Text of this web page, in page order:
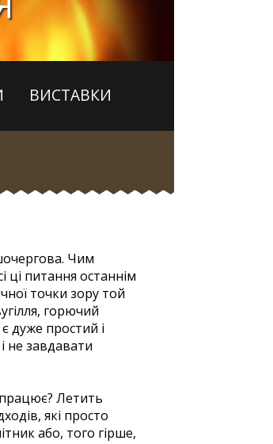
ВИСТАВКИ
Чим
ці питання останнім
точки зору той
горючий
дуже простий і
не завдавати
Летить
які просто
або, того гірше,